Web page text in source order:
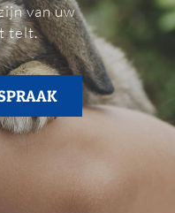
van uw
telt.